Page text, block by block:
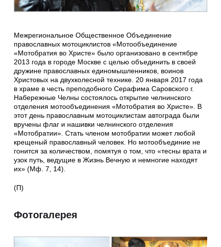
Межрегиональное Общественное Объединение
православных мотоциклистов «Мотообъединение
«Мотобратия во Христе» было организовано в сентябре
2013 года в городе Москве с целью объединить в своей
дружине православных единомышленников, воинов
Христовых на двухколесной технике. 20 января 2017 года
в храме в честь преподобного Серафима Саровского г.
Набережные Челны состоялось открытие челнинского
отделения мотообъединения «Мотобратия во Христе». В
этот день православным мотоциклистам автограда были
вручены флаг и нашивки челнинского отделения
«Мотобратии». Стать членом мотобратии может любой
крещеный православный человек. Но мотообъединие не
гонится за количеством, помятуя о том, что «тесны врата и
узок путь, ведущие в Жизнь Вечную и немногие находят
их» (Мф. 7, 14).
(П)
Фотогалерея